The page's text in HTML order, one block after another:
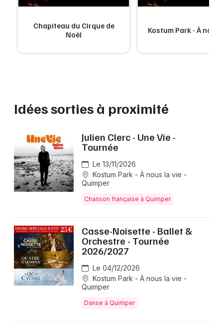
Chapiteau du Cirque de
Noël
Kostum Park - À nous
Idées sorties à proximité
Julien Clerc - Une Vie -
Tournée
Le 13/11/2026
Kostum Park - À nous la vie -
Quimper
Chanson française à Quimper
Casse-Noisette - Ballet &
Orchestre - Tournée
2026/2027
Le 04/12/2026
Kostum Park - À nous la vie -
Quimper
Danse à Quimper